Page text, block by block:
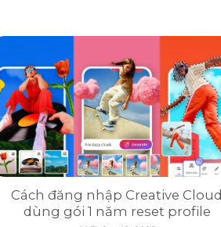
Cách đăng nhập Creative Cloud
dùng gói 1 năm reset profile